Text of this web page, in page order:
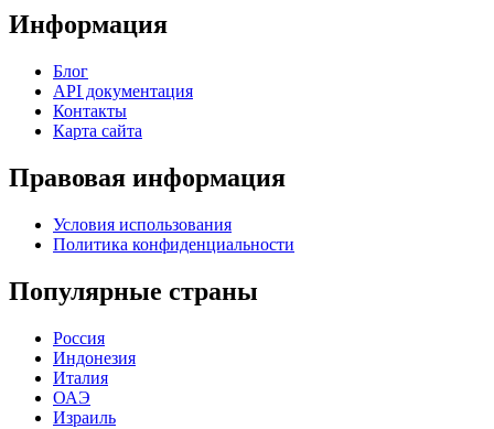
Информация
Блог
API документация
Контакты
Карта сайта
Правовая информация
Условия использования
Политика конфиденциальности
Популярные страны
Россия
Индонезия
Италия
ОАЭ
Израиль